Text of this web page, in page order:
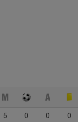
5 0 0 0